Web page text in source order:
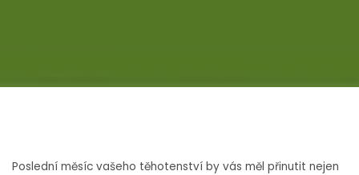
Poslední měsíc vašeho těhotenství by vás měl přinutit nejen